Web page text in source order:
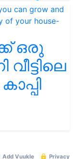
ഒരു